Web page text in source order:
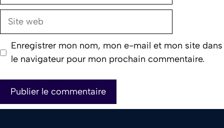
Site
Enregistrer mon nom, mon e-mail et mon site dans
le navigateur pour mon prochain commentaire.